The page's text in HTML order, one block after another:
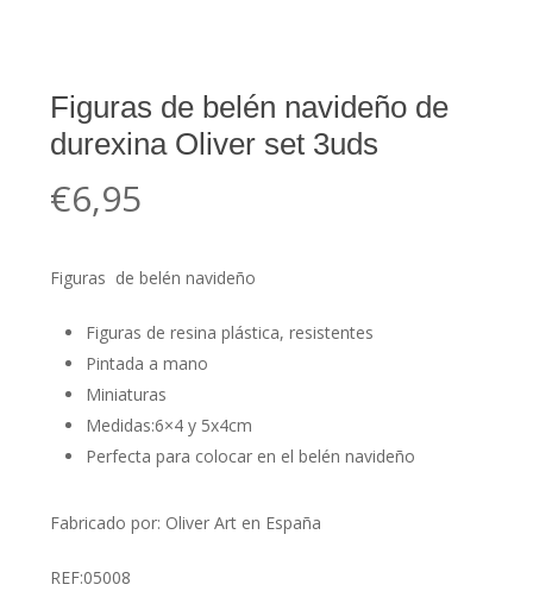
Figuras de belén navideño de
durexina Oliver set 3uds
€6,95
Figuras de belén navideño
Figuras de resina plástica, resistentes
Pintada a mano
Miniaturas
Medidas:6×4 y 5x4cm
Perfecta para colocar en el belén navideño
Fabricado por: Oliver Art en España
REF:05008